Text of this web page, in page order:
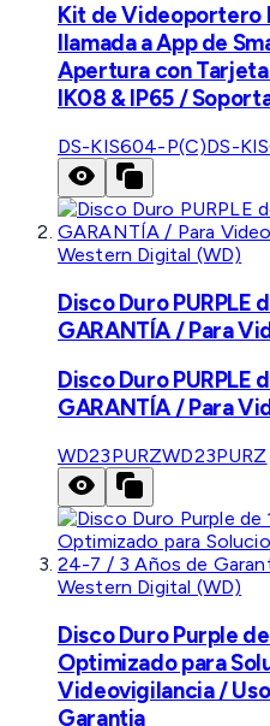
Kit de Videoportero
llamada a App de
Apertura con
IK08 & IP65 /
DS-KIS604-P(C)DS-
Western Digital (WD)
Disco Duro PURPLE
GARANTÍA / Para
Disco Duro PURPLE
GARANTÍA / Para
WD23PURZWD23PURZ
Western Digital (WD)
Disco Duro Purple
Optimizado para
Videovigilancia /
Garantia